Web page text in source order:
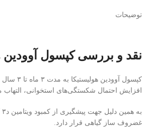
توضیحات
نقد و بررسی کپسول آوودین
افزایش احتمال شکستگی‌های استخوانی،
غضروف ساز گیاهی قرار دارد.